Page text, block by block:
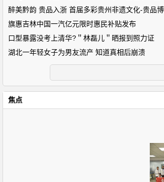
醉美黔韵 贵品入浙 首届多彩贵州非遗文化-贵品
旗惠吉林中国一汽亿元限时惠民补贴发布
口型暴露没考上清华?＂林磊儿＂晒报到照力证
湖北一年轻女子为男友流产 知道真相后崩溃
焦点